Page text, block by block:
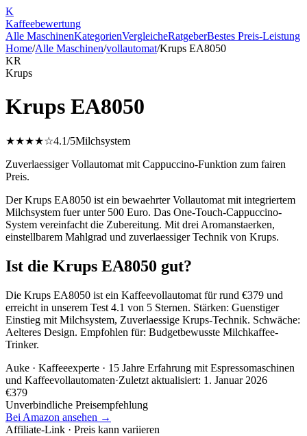
K
Kaffeebewertung
Alle MaschinenKategorienVergleicheRatgeberBestes Preis-Leistung
Home/Alle Maschinen/vollautomat/Krups EA8050
KR
Krups
Krups EA8050
★★★★☆4.1/5Milchsystem
Zuverlaessiger Vollautomat mit Cappuccino-Funktion zum fairen
Preis.
Der Krups EA8050 ist ein bewaehrter Vollautomat mit integriertem
Milchsystem fuer unter 500 Euro. Das One-Touch-Cappuccino-
System vereinfacht die Zubereitung. Mit drei Aromanstaerken,
einstellbarem Mahlgrad und zuverlaessiger Technik von Krups.
Ist die Krups EA8050 gut?
Die Krups EA8050 ist ein Kaffeevollautomat für rund €379 und
erreicht in unserem Test 4.1 von 5 Sternen. Stärken: Guenstiger
Einstieg mit Milchsystem, Zuverlaessige Krups-Technik. Schwäche:
Aelteres Design. Empfohlen für: Budgetbewusste Milchkaffee-
Trinker.
Auke · Kaffeeexperte · 15 Jahre Erfahrung mit Espressomaschinen
und Kaffeevollautomaten·Zuletzt aktualisiert: 1. Januar 2026
€379
Unverbindliche Preisempfehlung
Bei Amazon ansehen →
Affiliate-Link · Preis kann variieren